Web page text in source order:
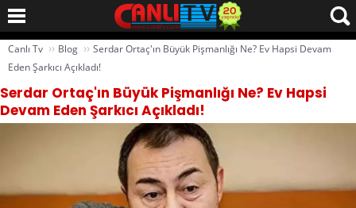
Canlı Tv ›› Blog ›› Serdar Ortaç'ın Büyük Pişmanlığı Ne? Ev Hapsi Devam
Eden Şarkıcı Açıkladı!
Serdar Ortaç'ın Büyük Pişmanlığı Ne? Ev Hapsi
Devam Eden Şarkıcı Açıkladı!